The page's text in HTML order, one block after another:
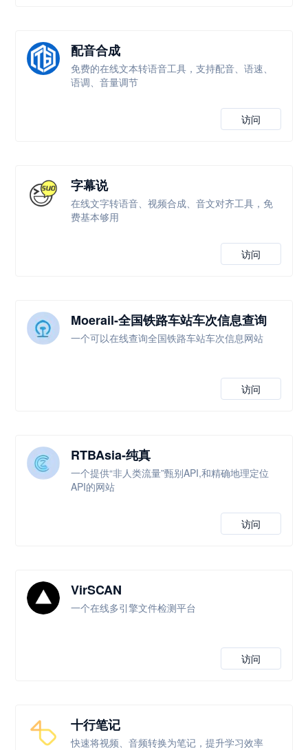
配音合成
免费的在线文本转语音工具，支持配音、语速、
语调、音量调节
访问
字幕说
在线文字转语音、视频合成、音文对齐工具，免
费基本够用
访问
Moerail-全国铁路车站车次信息查询
一个可以在线查询全国铁路车站车次信息网站
访问
RTBAsia-纯真
一个提供“非人类流量”甄别API,和精确地理定位
API的网站
访问
VirSCAN
一个在线多引擎文件检测平台
访问
十行笔记
快速将视频、音频转换为笔记，提升学习效率